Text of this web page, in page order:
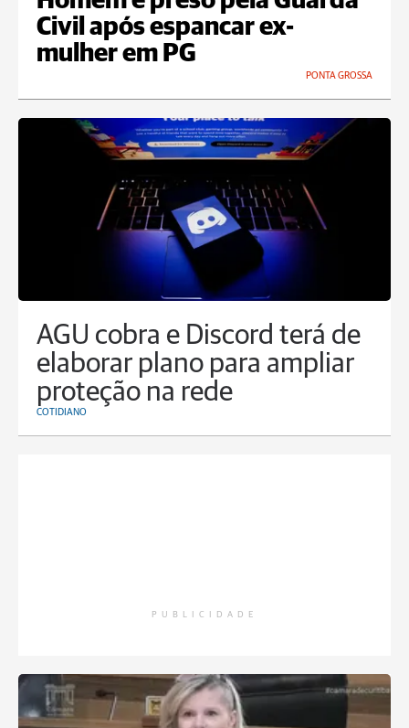
Civil após espancar ex-
mulher em PG
PONTA GROSSA
AGU cobra e Discord terá de
elaborar plano para ampliar
proteção na rede
COTIDIANO
PUBLICIDADE